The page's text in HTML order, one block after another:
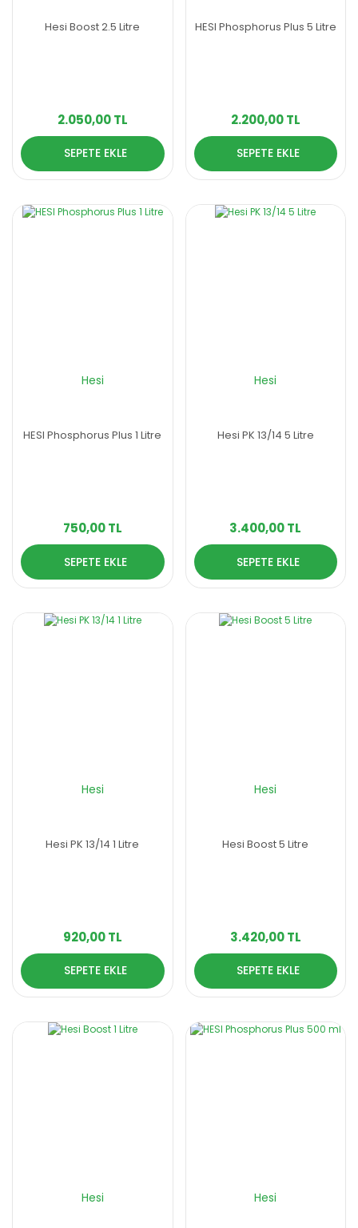
Hesi Boost 2.5 Litre
2.050,00 TL
SEPETE EKLE
HESI Phosphorus Plus 5 Litre
2.200,00 TL
SEPETE EKLE
Hesi
HESI Phosphorus Plus 1 Litre
750,00 TL
SEPETE EKLE
Hesi
Hesi PK 13/14 5 Litre
3.400,00 TL
SEPETE EKLE
Hesi
Hesi PK 13/14 1 Litre
920,00 TL
SEPETE EKLE
Hesi
Hesi Boost 5 Litre
3.420,00 TL
SEPETE EKLE
Hesi Hesi